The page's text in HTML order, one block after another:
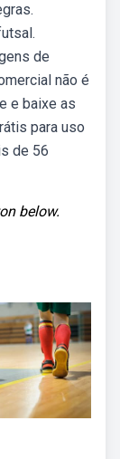
de
não é
e baixe as
para uso
de 56
below.